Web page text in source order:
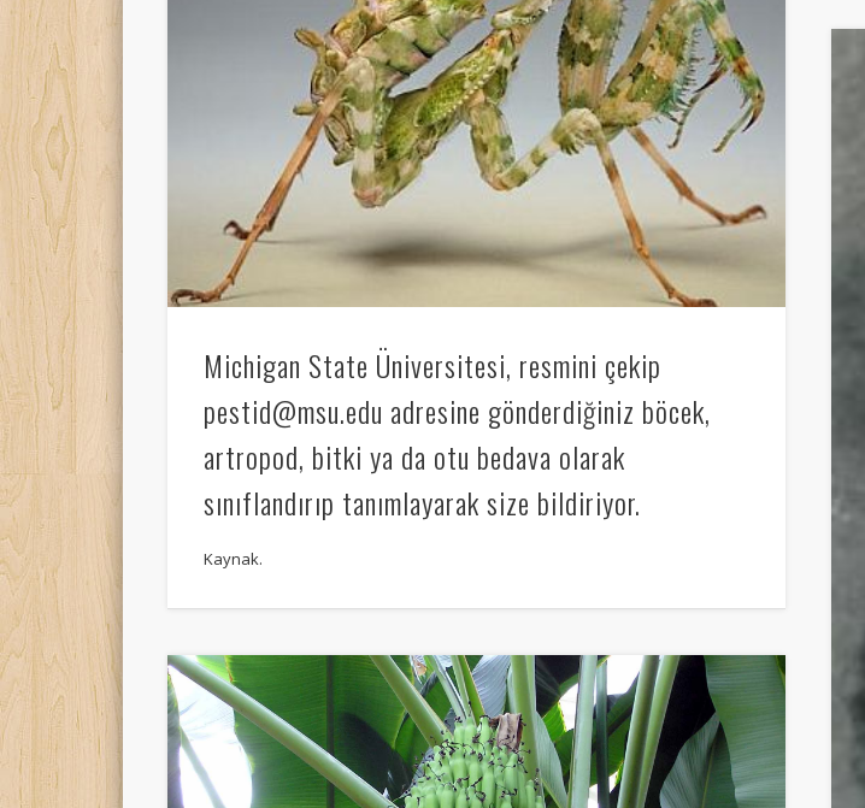
Michigan State Üniversitesi, resmini çekip
pestid@msu.edu adresine gönderdiğiniz böcek,
artropod, bitki ya da otu bedava olarak
sınıflandırıp tanımlayarak size bildiriyor.
Kaynak.